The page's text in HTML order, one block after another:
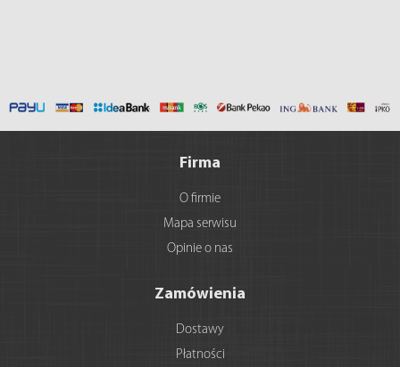
Firma
O firmie
Mapa serwisu
Opinie o nas
Zamówienia
Dostawy
Płatności